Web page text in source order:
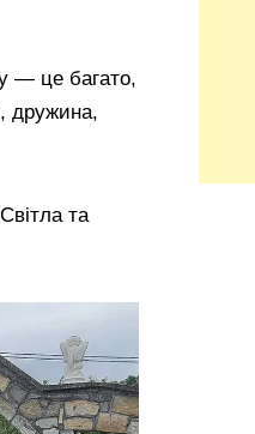
— це багато,
дружина,
та